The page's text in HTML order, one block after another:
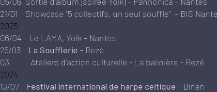
21/01 Showcase "5 collectifs, un seul souffle" - BIS
2025
06/04 Le LAMA, Yolk - Nantes
25/03 La Soufflerie - Rezé
03 Ateliers d'action culturelle - La balinière - Rezé
2024
13/07 Festival international de harpe celtique - Dinan